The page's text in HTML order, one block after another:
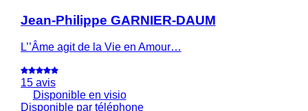
Jean-Philippe GARNIER-DAUM
L’’Âme agit de la Vie en Amour…
15 avis
Disponible en visio
Disponible par téléphone